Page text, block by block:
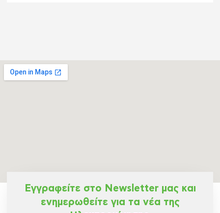
Εγγραφείτε στο Newsletter μας και
ενημερωθείτε για τα νέα της